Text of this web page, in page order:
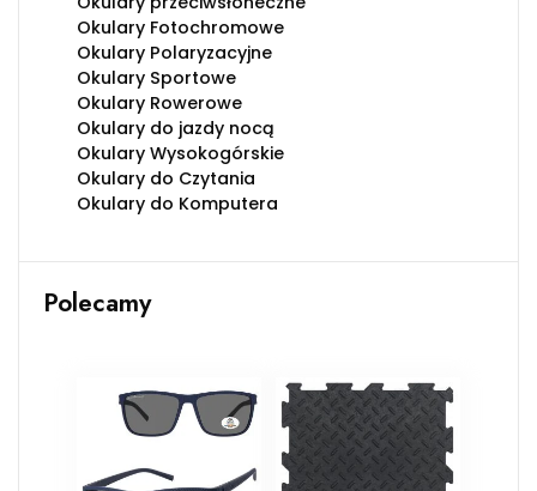
Okulary Fotochromowe
Okulary Polaryzacyjne
Okulary Sportowe
Okulary Rowerowe
Okulary do jazdy nocą
Okulary Wysokogórskie
Okulary do Czytania
Okulary do Komputera
Polecamy